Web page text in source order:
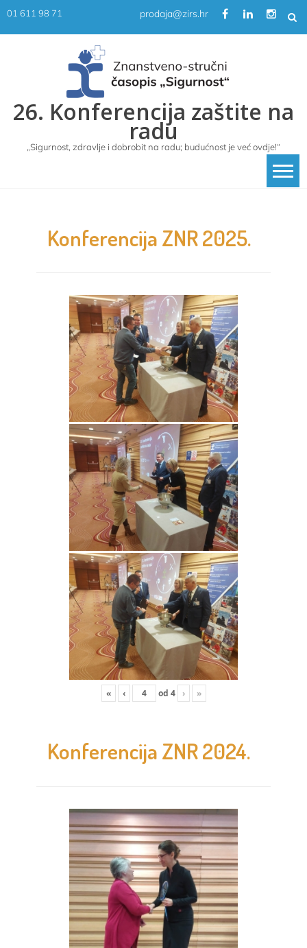
Skip01 611 98 71 prodaja@zirs.hr
26. Konferencija zaštite na
radu
„Sigurnost, zdravlje i dobrobit na radu; budućnost je već ovdje!“
Konferencija ZNR 2025.
« ‹ od 4 › »
Konferencija ZNR 2024.